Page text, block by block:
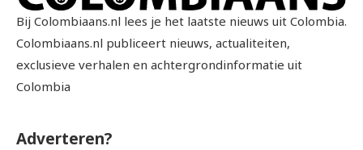
Bij Colombiaans.nl lees je het laatste nieuws uit Colombia.
Colombiaans.nl publiceert nieuws, actualiteiten,
exclusieve verhalen en achtergrondinformatie uit
Colombia
Adverteren?